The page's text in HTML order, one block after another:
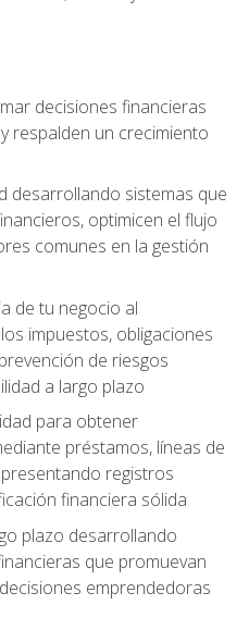
decisiones financieras
respalden un crecimiento
desarrollando sistemas que
optimicen el flujo
comunes en la gestión
de tu negocio al
impuestos, obligaciones
de riesgos
a largo plazo
para obtener
préstamos, líneas de
registros
financiera sólida
plazo desarrollando
que promuevan
emprendedoras